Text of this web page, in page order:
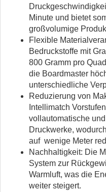
Minute und bietet
großvolumige
Flexible
Bedruckstoffe mit
800 Gramm pro
die Boardmaster
unterschiedliche
Reduzierung von
Intellimatch
vollautomatische
Druckwerke,
auf wenige Meter
Nachhaltigkeit: Die
System zur
Warmluft, was die
weiter steigert.